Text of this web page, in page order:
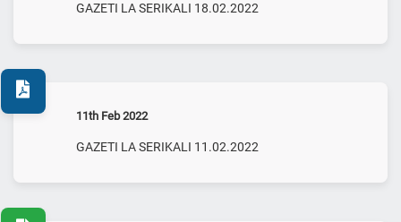
GAZETI LA SERIKALI 18.02.2022
11th Feb 2022
GAZETI LA SERIKALI 11.02.2022